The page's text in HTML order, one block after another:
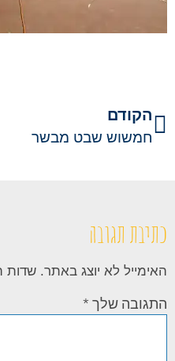
הקודם
חמשוש שבט מבשר
כתיבת תגובה
האימייל לא יוצג באתר. שדות
התגובה שלך *